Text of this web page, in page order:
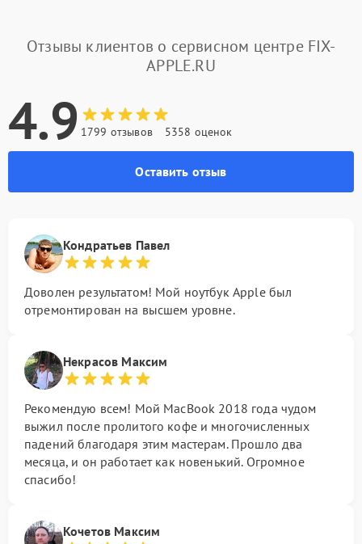
Отзывы клиентов о сервисном центре FIX-
APPLE.RU
4.9 1799 отзывов 5358 оценок
Оставить отзыв
Кондратьев Павел
Доволен результатом! Мой ноутбук Apple был
отремонтирован на высшем уровне.
Некрасов Максим
Рекомендую всем! Мой MacBook 2018 года чудом
выжил после пролитого кофе и многочисленных
падений благодаря этим мастерам. Прошло два
месяца, и он работает как новенький. Огромное
спасибо!
Кочетов Максим